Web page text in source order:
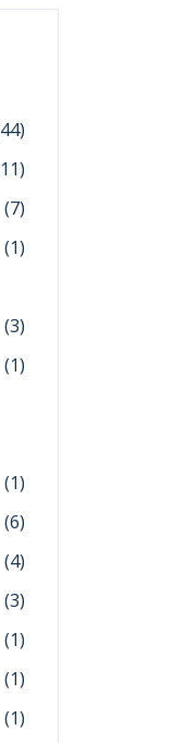
(7)
(1)
(3)
(1)
(1)
(6)
(4)
(3)
(1)
(1)
(1)